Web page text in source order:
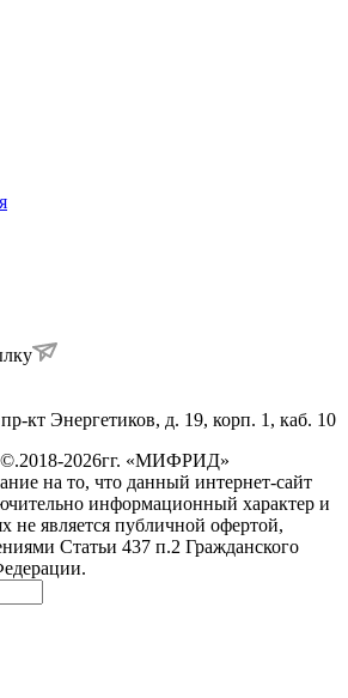
кт Энергетиков, д. 19, корп. 1, каб. 10
2026гг. «МИФРИД»
на то, что данный интернет-сайт
информационный характер и
не является публичной офертой,
Статьи 437 п.2 Гражданского